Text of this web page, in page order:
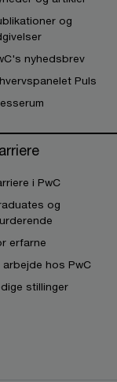
og
nyhedsbrev
Puls
i PwC
og
erfarne
arbejde hos PwC
stillinger